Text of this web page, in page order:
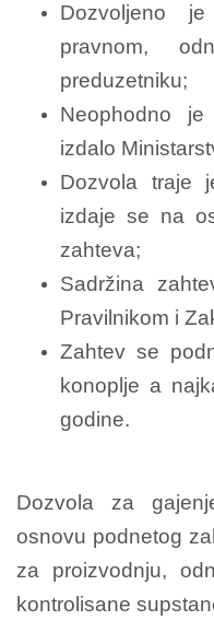
Dozvoljeno
pravnom,
preduzetniku;
Neophodno
izdalo
Dozvola traje
izdaje se na
zahteva;
Sadržina
Pravilnikom i
Zahtev se
konoplje a
godine.
Dozvola za
osnovu podnetog
za proizvodnju,
kontrolisane